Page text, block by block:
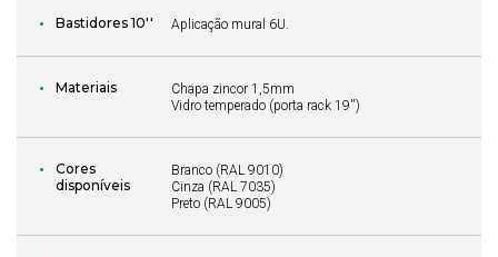
Bastidores 10'' Aplicação mural 6U.
Materiais
Chapa zincor 1,5mm
Vidro temperado (porta rack 19'')
Cores
disponíveis
Branco (RAL 9010)
Cinza (RAL 7035)
Preto (RAL 9005)